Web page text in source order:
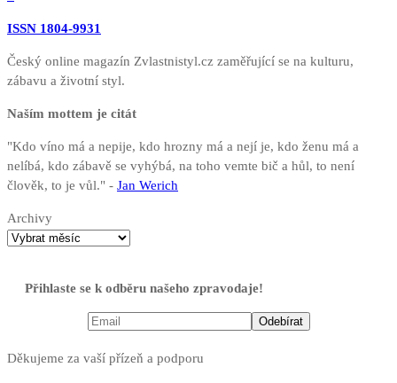
ISSN 1804-9931
Český online magazín Zvlastnistyl.cz zaměřující se na kulturu,
zábavu a životní styl.
Naším mottem je citát
"Kdo víno má a nepije, kdo hrozny má a nejí je, kdo ženu má a
nelíbá, kdo zábavě se vyhýbá, na toho vemte bič a hůl, to není
člověk, to je vůl." - Jan Werich
Archivy
Přihlaste se k odběru našeho zpravodaje!
Děkujeme za vaší přízeň a podporu